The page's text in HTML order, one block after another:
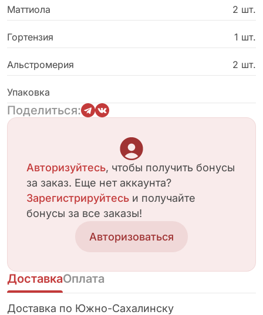
наполняя композицию жизнерадостностью.
сладковатый аромат, окутывая пространство
альстромерии, символизирующие дружбу и
подарком для любой женщины, выражая ваше
тепло и заботу. Подарите себе или близким
кусочек солнечной весны с этим
Маттиола 2 шт.
Гортензия 1 шт.
Альстромерия 2 шт.
Упаковка
Поделиться:
Авторизуйтесь, чтобы получить бонусы
за заказ. Еще нет аккаунта?
Зарегистрируйтесь и получайте
бонусы за все заказы!
Авторизоваться
ДоставкаОплата
Доставка по Южно-Сахалинску